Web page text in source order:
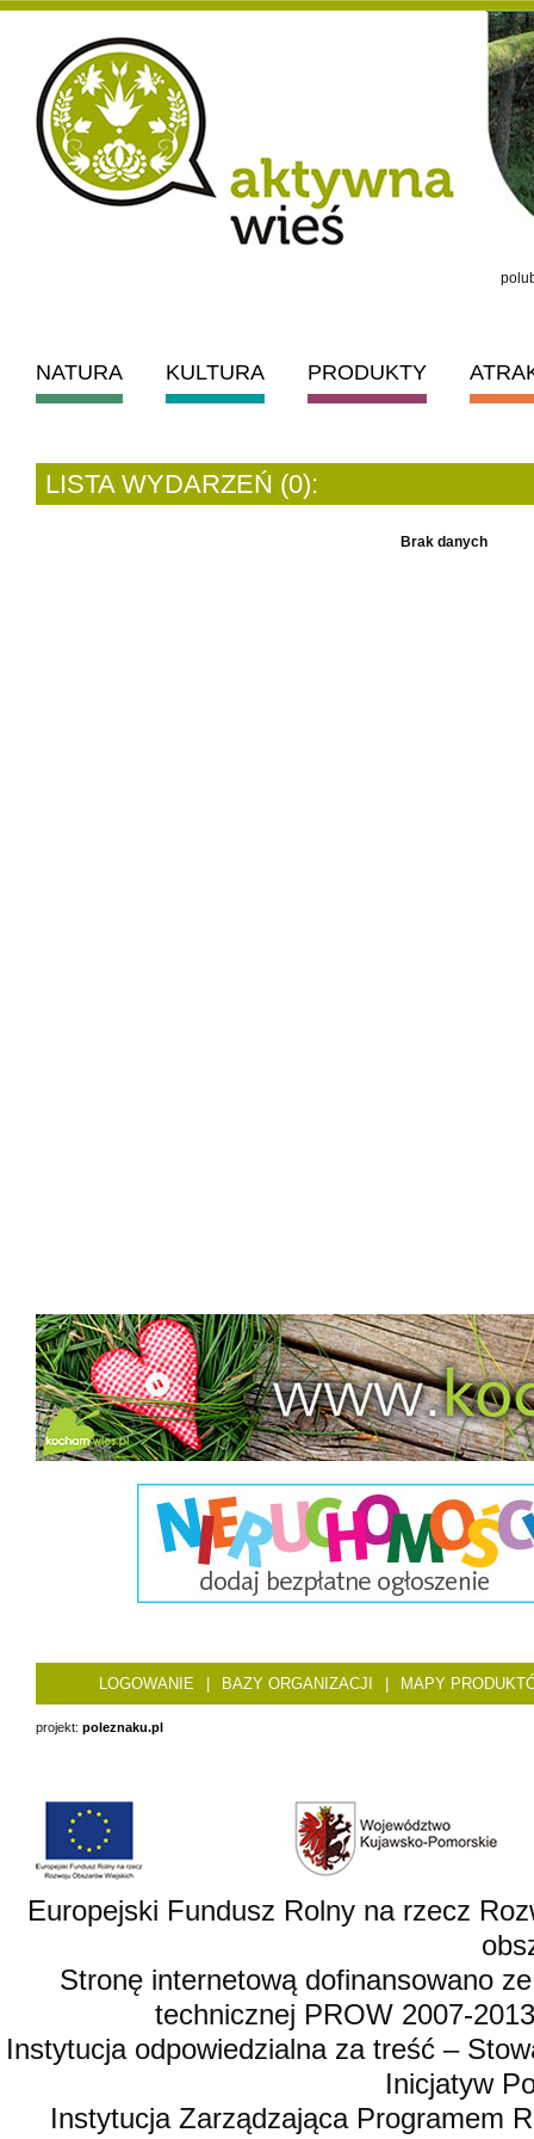
NATURA KULTURA PRODUKTY
LISTA WYDARZEŃ (0):
Brak danych
LOGOWANIE BAZY ORGANIZACJI MAPY
projekt: poleznaku.pl
Europejski Fundusz Rolny na rzecz
Stronę internetową dofinansowano
technicznej PROW 2007-
Instytucja odpowiedzialna za treść –
Inicjatyw
Instytucja Zarządzająca Programem